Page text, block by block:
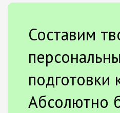
Составим
подготовки
Абсолютно